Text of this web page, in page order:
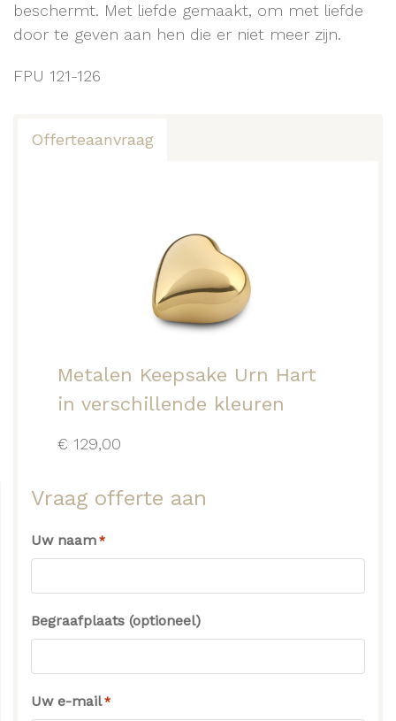
beschermt. Met liefde gemaakt, om met liefde
door te geven aan hen die er niet meer zijn.
FPU 121-126
Offerteaanvraag
Metalen Keepsake Urn Hart
in verschillende kleuren
€ 129,00
Vraag offerte aan
Uw naam *
Begraafplaats (optioneel)
Uw e-mail *